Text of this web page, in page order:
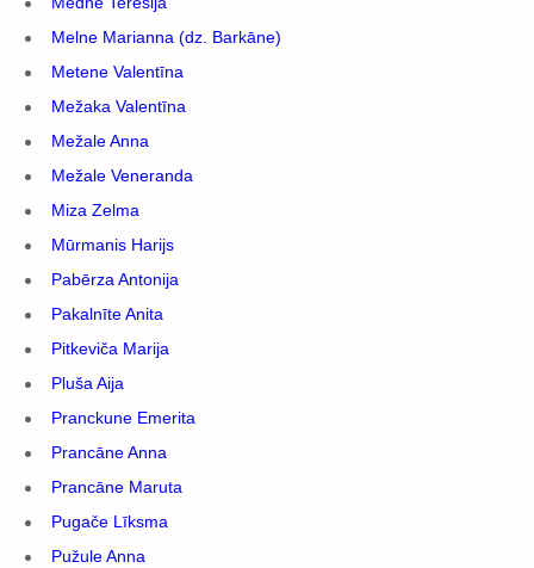
Melne Marianna (dz. Barkāne)
Metene Valentīna
Mežaka Valentīna
Mežale Anna
Mežale Veneranda
Miza Zelma
Mūrmanis Harijs
Pabērza Antonija
Pakalnīte Anita
Pitkeviča Marija
Pluša Aija
Pranckune Emerita
Prancāne Anna
Prancāne Maruta
Pugače Līksma
Pužule Anna